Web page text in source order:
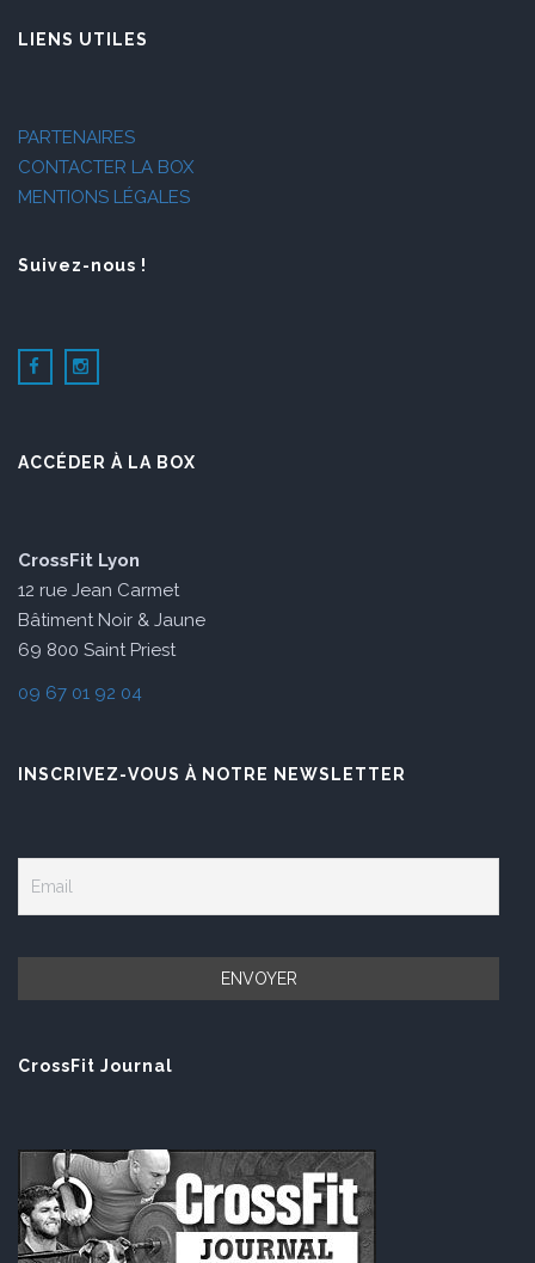
LIENS UTILES
PARTENAIRES
CONTACTER LA BOX
MENTIONS LÉGALES
Suivez-nous !
ACCÉDER À LA BOX
CrossFit Lyon
12 rue Jean Carmet
Bâtiment Noir & Jaune
69 800 Saint Priest
09 67 01 92 04
INSCRIVEZ-VOUS À NOTRE NEWSLETTER
CrossFit Journal